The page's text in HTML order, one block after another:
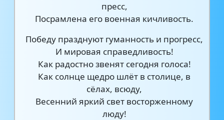
пресс,
Посрамлена его военная кичливость.
Победу празднуют гуманность и прогресс,
И мировая справедливость!
Как радостно звенят сегодня голоса!
Как солнце щедро шлёт в столице, в
сёлах, всюду,
Весенний яркий свет восторженному
люду!